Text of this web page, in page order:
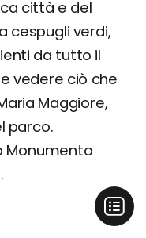
città e del
cespugli verdi,
da tutto il
vedere ciò che
Maggiore,
parco.
Monumento